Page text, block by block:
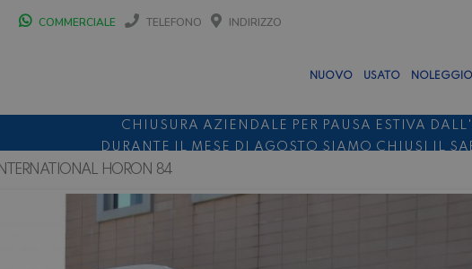
COMMERCIALE TELEFONO INDIRIZZO
NUOVO USATO NOLEGGIO
CHIUSURA AZIENDALE PER PAUSA ESTIVA
DURANTE IL MESE DI AGOSTO SIAMO CHIUSI IL
SCONTO 10%
HORON 84